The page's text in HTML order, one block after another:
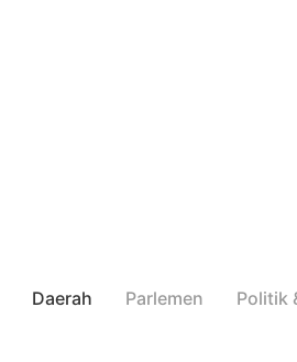
Daerah Parlemen Politik